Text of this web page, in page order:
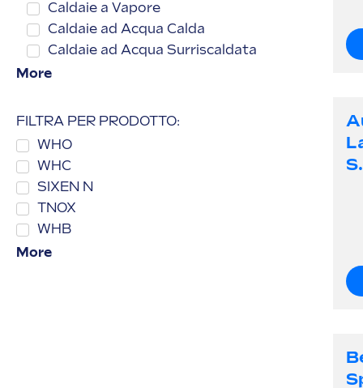
Caldaie a Vapore
Caldaie ad Acqua Calda
Caldaie ad Acqua Surriscaldata
More
FILTRA PER PRODOTTO:
WHO
WHC
SIXEN N
TNOX
WHB
More